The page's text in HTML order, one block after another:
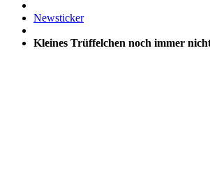
Newsticker
Kleines Trüffelchen noch immer